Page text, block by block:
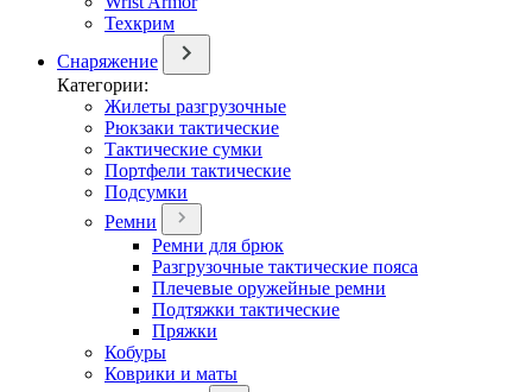
Техкрим
Снаряжение
Категории:
Жилеты разгрузочные
Рюкзаки тактические
Тактические сумки
Портфели тактические
Подсумки
Ремни
Ремни для брюк
Разгрузочные тактические пояса
Плечевые оружейные ремни
Подтяжки тактические
Пряжки
Кобуры
Коврики и маты